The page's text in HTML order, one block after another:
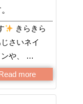
きらきら
さいネイ
ンや、 …
more